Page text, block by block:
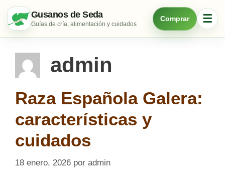
Saltar
contenido
Gusanos de Seda
Guías de cría, alimentación y cuidados
Comprar ☰
admin
Raza Española Galera:
características y
cuidados
18 enero, 2026 por admin